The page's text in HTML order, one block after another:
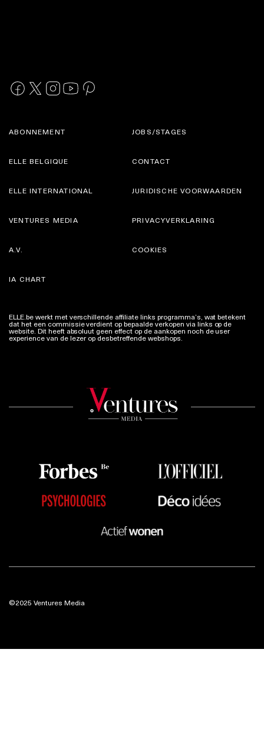
ABONNEMENT
ELLE BELGIQUE
JOBS/STAGES
CONTACT
ELLE INTERNATIONAL
VENTURES MEDIA
JURIDISCHE VOORWAARDEN
PRIVACYVERKLARING
A.V.
IA CHART
COOKIES
ELLE.be werkt met verschillende affiliate links programma’s, wat betekent
dat het een commissie verdient op bepaalde verkopen via links op de
website. Dit heeft absoluut geen effect op de aankopen noch de user
experience van de lezer op desbetreffende webshops.
©2025 Ventures Media